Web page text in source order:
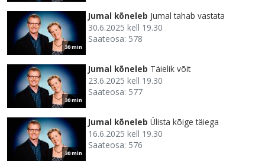
30 min
Jumal kõneleb Jumal tahab vastata
30.6.2025 kell 19.30
Saateosa: 578
30 min
Jumal kõneleb Täielik võit
23.6.2025 kell 19.30
Saateosa: 577
30 min
Jumal kõneleb Ülista kõige täiega
16.6.2025 kell 19.30
Saateosa: 576